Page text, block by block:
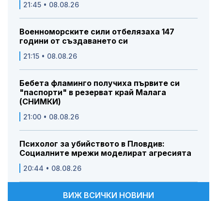
21:45 • 08.08.26
Военноморските сили отбелязаха 147
години от създаването си
21:15 • 08.08.26
Бебета фламинго получиха първите си
"паспорти" в резерват край Малага
(СНИМКИ)
21:00 • 08.08.26
Психолог за убийството в Пловдив:
Социалните мрежи моделират агресията
20:44 • 08.08.26
ВИЖ ВСИЧКИ НОВИНИ